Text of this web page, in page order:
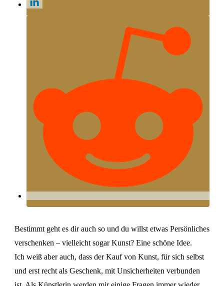
Bestimmt geht es dir auch so und du willst etwas Persönliches
verschenken – vielleicht sogar Kunst? Eine schöne Idee.
Ich weiß aber auch, dass der Kauf von Kunst, für sich selbst
und erst recht als Geschenk, mit Unsicherheiten verbunden